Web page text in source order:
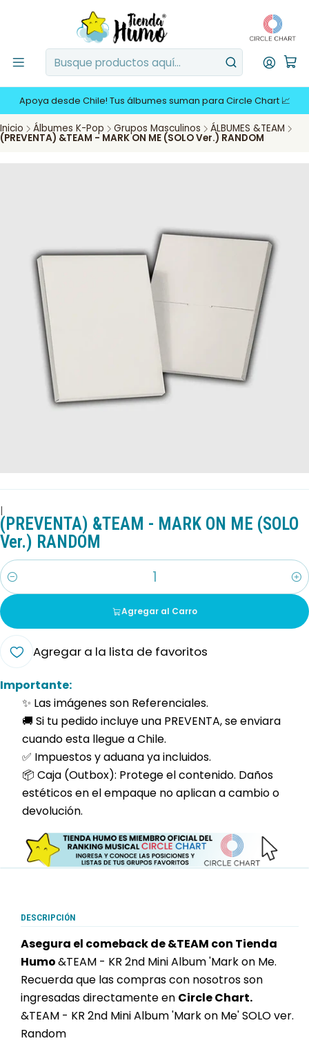
Apoya desde Chile! Tus álbumes suman para Circle Chart 📈
Inicio Álbumes K-Pop Grupos Masculinos ÁLBUMES &TEAM
(PREVENTA) &TEAM - MARK ON ME (SOLO Ver.) RANDOM
|
(PREVENTA) &TEAM - MARK ON ME (SOLO
Ver.) RANDOM
Cantidad
Agregar al Carro
Agregar a la lista de favoritos
Importante:
✨ Las imágenes son Referenciales.
🚚 Si tu pedido incluye una PREVENTA, se enviara
cuando esta llegue a Chile.
✅ Impuestos y aduana ya incluidos.
📦 Caja (Outbox): Protege el contenido. Daños
estéticos en el empaque no aplican a cambio o
devolución.
DESCRIPCIÓN
Asegura el comeback de &TEAM con Tienda
Humo&TEAM - KR 2nd Mini Album 'Mark on Me.
Recuerda que las compras con nosotros son
ingresadas directamente en Circle Chart.
&TEAM - KR 2nd Mini Album 'Mark on Me' SOLO ver.
Random